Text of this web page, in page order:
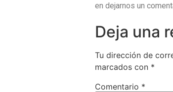
en dejarnos un
Deja una
Tu dirección de
marcados con *
Comentario *